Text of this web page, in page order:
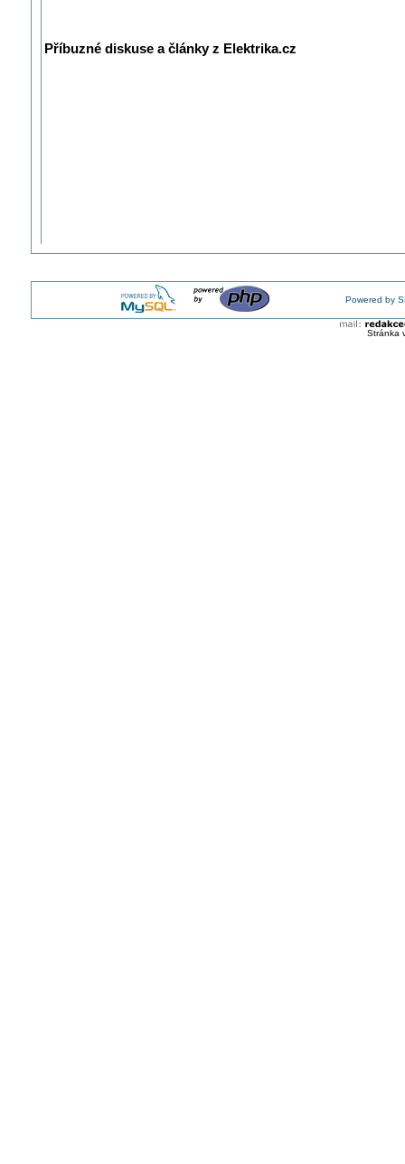
Příbuzné diskuse a články z Elektrika.cz
Powered by
Stránka